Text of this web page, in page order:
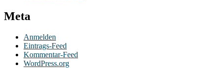
Meta
Anmelden
Eintrags-Feed
Kommentar-Feed
WordPress.org